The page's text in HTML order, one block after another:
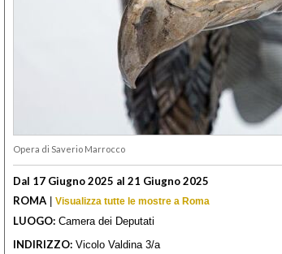
Opera di Saverio Marrocco
Dal 17 Giugno 2025 al 21 Giugno 2025
ROMA | Visualizza tutte le mostre a Roma
LUOGO: Camera dei Deputati
INDIRIZZO: Vicolo Valdina 3/a